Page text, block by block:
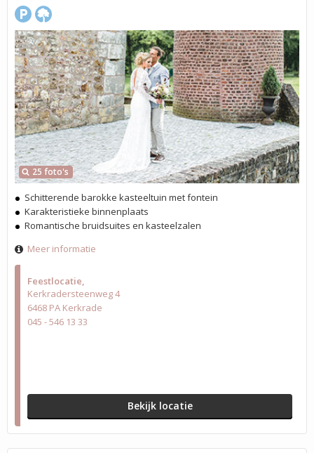
Feestlocatie
Kerkradersteenweg 4
6468 PA Kerkrade
045 - 546 13 33
Bekijk locatie
25 foto's
Schitterende barokke kasteeltuin met fontein
Karakteristieke binnenplaats
Romantische bruidsuites en kasteelzalen
Meer informatie